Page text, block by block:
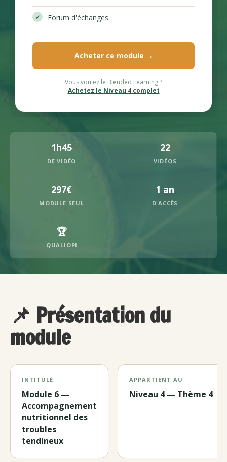
Forum d'échanges
Acheter ce module →
Vous voulez le Blended Learning ?
Achetez le Niveau 4 complet
1h45
DE VIDÉO
22
VIDÉOS
297€
MODULE SEUL
1 an
D'ACCÈS
🏆
QUALIOPI
📌 Présentation du
module
INTITULÉ
Module 6 —
Accompagnement
nutritionnel des
troubles
tendineux
APPARTIENT AU
Niveau 4 — Thème 4